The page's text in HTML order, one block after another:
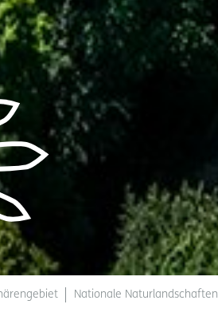
Nationale Naturlandschaften